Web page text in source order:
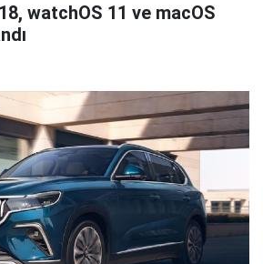
watchOS 11 ve macOS